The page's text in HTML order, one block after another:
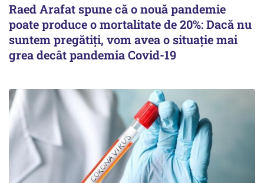
Raed Arafat spune că o nouă pandemie
poate produce o mortalitate de 20%: Dacă nu
suntem pregătiți, vom avea o situație mai
grea decât pandemia Covid-19